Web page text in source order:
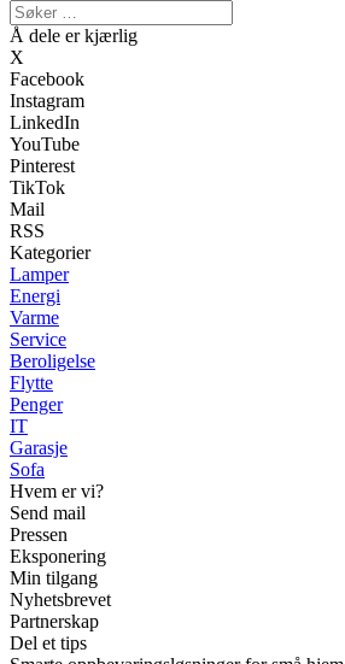
Å dele er kjærlig
X
Facebook
Instagram
LinkedIn
YouTube
Pinterest
TikTok
Mail
RSS
Kategorier
Lamper
Energi
Varme
Service
Beroligelse
Flytte
Penger
IT
Garasje
Sofa
Hvem er vi?
Send mail
Pressen
Eksponering
Min tilgang
Nyhetsbrevet
Partnerskap
Del et tips